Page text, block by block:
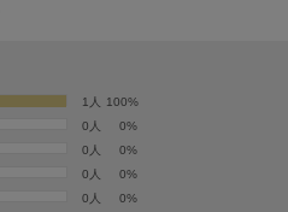
1人
100%
0人
0%
0人
0%
0人
0%
0人
0%